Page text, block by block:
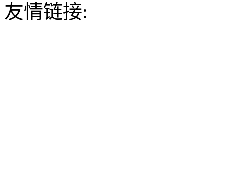
友情链接: